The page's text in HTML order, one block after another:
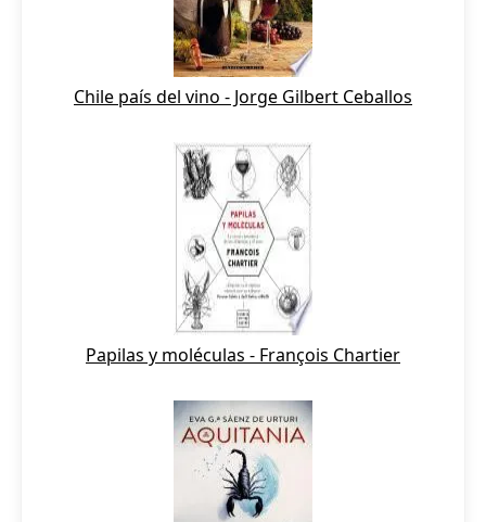
Chile país del vino - Jorge Gilbert Ceballos
Papilas y moléculas - François Chartier